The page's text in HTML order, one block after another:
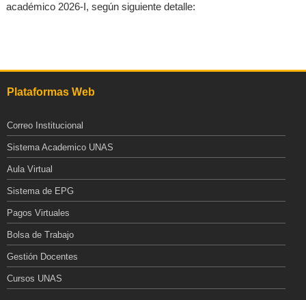
académico 2026-I, según siguiente detalle:
Plataformas Web
Correo Institucional
Sistema Academico UNAS
Aula Virtual
Sistema de EPG
Pagos Virtuales
Bolsa de Trabajo
Gestión Docentes
Cursos UNAS